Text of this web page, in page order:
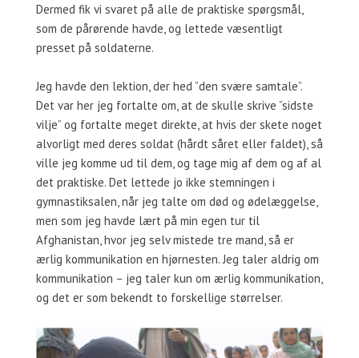
Dermed fik vi svaret på alle de praktiske spørgsmål,
som de pårørende havde, og lettede væsentligt
presset på soldaterne.
Jeg havde den lektion, der hed ”den svære samtale”.
Det var her jeg fortalte om, at de skulle skrive ”sidste
vilje” og fortalte meget direkte, at hvis der skete noget
alvorligt med deres soldat (hårdt såret eller faldet), så
ville jeg komme ud til dem, og tage mig af dem og af al
det praktiske. Det lettede jo ikke stemningen i
gymnastiksalen, når jeg talte om død og ødelæggelse,
men som jeg havde lært på min egen tur til
Afghanistan, hvor jeg selv mistede tre mand, så er
ærlig kommunikation en hjørnesten. Jeg taler aldrig om
kommunikation – jeg taler kun om ærlig kommunikation,
og det er som bekendt to forskellige størrelser.